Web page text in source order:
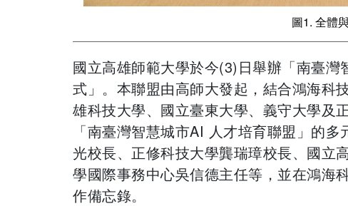
圖1. 全體
國立高雄師範大學於今(3)日舉辦「南臺
式」。本聯盟由高師大發起，結合鴻海科
雄科技大學、國立臺東大學、義守大學及
「南臺灣智慧城市AI 人才培育聯盟」的
光校長、正修科技大學龔瑞璋校長、國立
學國際事務中心吳信德主任等，並在鴻海
作備忘錄。